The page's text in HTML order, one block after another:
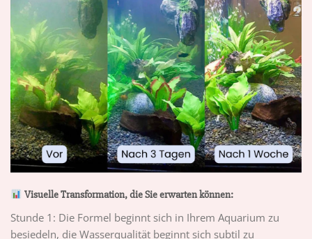
Visuelle Transformation, die Sie erwarten können:
Stunde 1: Die Formel beginnt sich in Ihrem Aquarium zu
besiedeln, die Wasserqualität beginnt sich subtil zu